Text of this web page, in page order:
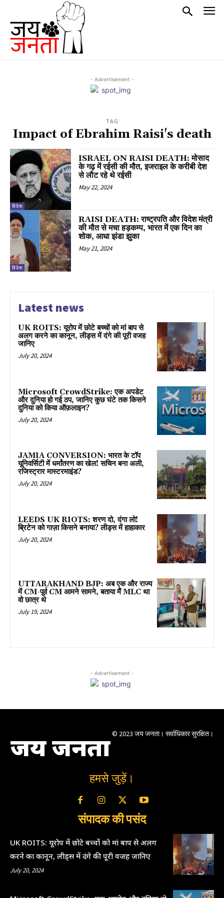
- Advertisement -
TAG
Impact of Ebrahim Raisi's death
विदेश
ISRAEL ON RAISI DEATH: मोसाद
के गढ़ में रईसी की मौत, इजराइल के करीबी देश
से लौट रहे थे रईसी
May 22, 2024
विदेश
RAISI DEATH: राष्ट्रपति और विदेश मंत्री
की मौत से मचा हड़कम्प, भारत में एक दिन का
शोक, आधा झंडा झुका
May 21, 2024
Latest news
UK ROITS: यूरोप में छोटे बच्चों को मां बाप से
अलग करने का कानून, लीड्स में दंगे की पूरी वजह
जानिए
July 20, 2024
Microsoft CrowdStrike: एक अपडेट
और दुनिया हो गई ठप, जानिए कुछ घंटे तक किसने
दुनिया को किया ऑफ़लाइन?
July 20, 2024
JAMIA CONVERSION: भारत के टॉप
यूनिवर्सिटी में धर्मांतरण का खेल! सचिन बना अली,
रजिस्ट्रार मास्टरमाइंड?
July 20, 2024
LEEDS UK RIOTS: शरण दो, दंगा लो!
ब्रिटेन को गाज़ा किसने बनाया? लीड्स में हाहाकार
July 20, 2024
UTTARAKHAND BJP: अब एक और राज्य
में CM-पूर्व CM आमने सामने, बताया मैं MLC था
वो छात्र थे
July 19, 2024
- Advertisement -
जय जनता © 2023 जय जनता। सर्वाधिकार सुरक्षित।
हमसे जुड़ें।
संपादक की पसंद
UK ROITS: यूरोप में छोटे बच्चों को मां बाप से अलग
करने का कानून, लीड्स में दंगे की पूरी वजह जानिए
July 20, 2024